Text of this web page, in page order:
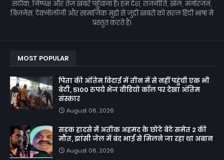
सटीक, निष्पक्ष और तेज़ खबरें पहुँचाना है। हम देश, राजनीति, खेल, मनोरंजन,
बिज़नेस, टेक्नोलॉजी और सामाजिक मुद्दों से जुड़ी खबरों को सरल हिंदी भाषा में
प्रस्तुत करते हैं।
MOST POPULAR
पिता की अंतिम विदाई में तीन में से नहीं पहुंची एक भी
बेटी, 5100 रुपये भेज वीडियो कॉल पर देखा अंतिम
संस्कार
August 06, 2026
सड़क हादसे में अतीक अहमद के छोटे बेटे समेत 2 की
मौत, झांसी जेल में बंद भाई से मिलने जा रहा था अबान
August 06, 2026